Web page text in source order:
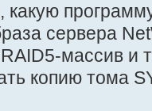
какую
сервера
массив и
копию тома